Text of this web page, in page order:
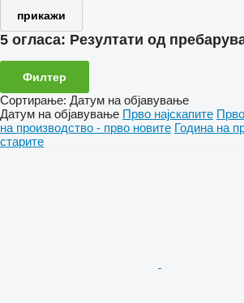
прикажи
5 огласа: Резултати од
Филтер
Сортирање: Датум на објавување
Датум на објавување Прво најскапите
на производство - прво новите Година на
старите